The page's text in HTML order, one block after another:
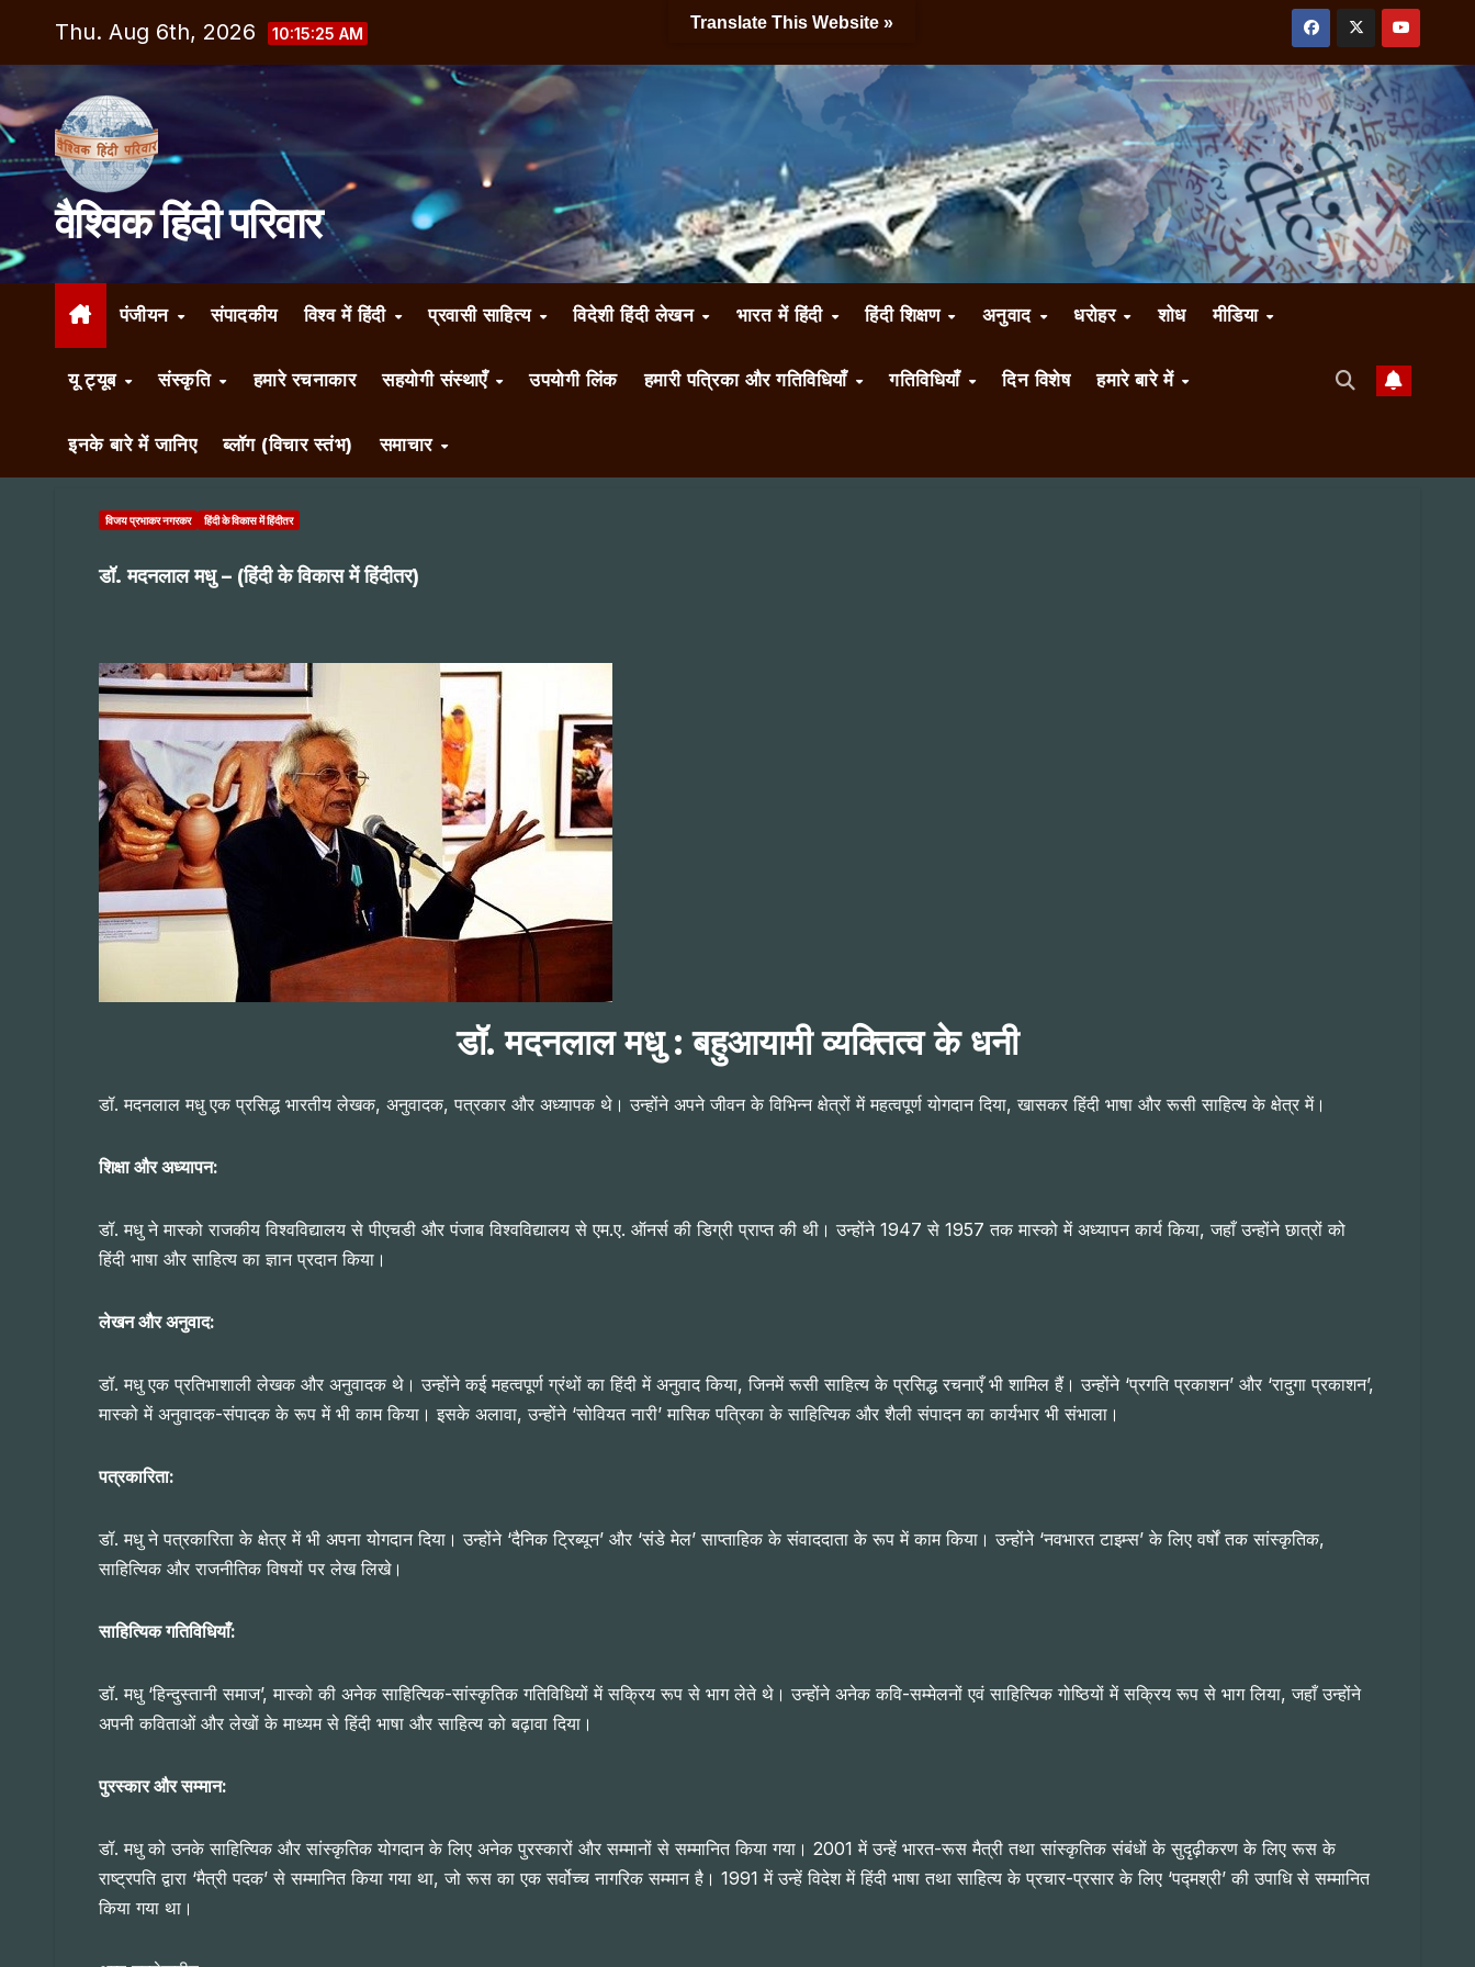
content
Thu. Aug 6th, 2026 10:15:26 AM
वैश्विक हिंदी परिवार
पंजीयन संपादकीय विश्व में हिंदी प्रवासी साहित्य विदेशी हिंदी लेखन भारत में हिंदी हिंदी शिक्षण अनुवाद धरोहर शोध मीडिया
यू ट्यूब संस्कृति हमारे रचनाकार सहयोगी संस्थाएँ उपयोगी लिंक हमारी पत्रिका और गतिविधियाँ गतिविधियाँ दिन विशेष हमारे बारे में
इनके बारे में जानिए ब्लॉग (विचार स्तंभ) समाचार
विजय प्रभाकर नगरकर हिंदी के विकास में हिंदीतर
डॉ. मदनलाल मधु – (हिंदी के विकास में हिंदीतर)
डॉ. मदनलाल मधु : बहुआयामी व्यक्तित्व के धनी
डॉ. मदनलाल मधु एक प्रसिद्ध भारतीय लेखक, अनुवादक, पत्रकार और अध्यापक थे। उन्होंने अपने जीवन के विभिन्न क्षेत्रों में महत्वपूर्ण योगदान दिया, खासकर हिंदी भाषा और रूसी साहित्य के क्षेत्र में।
शिक्षा और अध्यापन:
डॉ. मधु ने मास्को राजकीय विश्वविद्यालय से पीएचडी और पंजाब विश्वविद्यालय से एम.ए. ऑनर्स की डिग्री प्राप्त की थी। उन्होंने 1947 से 1957 तक मास्को में अध्यापन कार्य किया, जहाँ उन्होंने छात्रों को
हिंदी भाषा और साहित्य का ज्ञान प्रदान किया।
लेखन और अनुवाद:
डॉ. मधु एक प्रतिभाशाली लेखक और अनुवादक थे। उन्होंने कई महत्वपूर्ण ग्रंथों का हिंदी में अनुवाद किया, जिनमें रूसी साहित्य के प्रसिद्ध रचनाएँ भी शामिल हैं। उन्होंने ‘प्रगति प्रकाशन’ और ‘रादुगा प्रकाशन’,
मास्को में अनुवादक-संपादक के रूप में भी काम किया। इसके अलावा, उन्होंने ‘सोवियत नारी’ मासिक पत्रिका के साहित्यिक और शैली संपादन का कार्यभार भी संभाला।
पत्रकारिता:
डॉ. मधु ने पत्रकारिता के क्षेत्र में भी अपना योगदान दिया। उन्होंने ‘दैनिक ट्रिब्यून’ और ‘संडे मेल’ साप्ताहिक के संवाददाता के रूप में काम किया। उन्होंने ‘नवभारत टाइम्स’ के लिए वर्षों तक सांस्कृतिक,
साहित्यिक और राजनीतिक विषयों पर लेख लिखे।
साहित्यिक गतिविधियाँ:
डॉ. मधु ‘हिन्दुस्तानी समाज’, मास्को की अनेक साहित्यिक-सांस्कृतिक गतिविधियों में सक्रिय रूप से भाग लेते थे। उन्होंने अनेक कवि-सम्मेलनों एवं साहित्यिक गोष्ठियों में सक्रिय रूप से भाग लिया, जहाँ उन्होंने
अपनी कविताओं और लेखों के माध्यम से हिंदी भाषा और साहित्य को बढ़ावा दिया।
पुरस्कार और सम्मान:
डॉ. मधु को उनके साहित्यिक और सांस्कृतिक योगदान के लिए अनेक पुरस्कारों और सम्मानों से सम्मानित किया गया। 2001 में उन्हें भारत-रूस मैत्री तथा सांस्कृतिक संबंधों के सुदृढ़ीकरण के लिए रूस के
राष्ट्रपति द्वारा ‘मैत्री पदक’ से सम्मानित किया गया था, जो रूस का एक सर्वोच्च नागरिक सम्मान है। 1991 में उन्हें विदेश में हिंदी भाषा तथा साहित्य के प्रचार-प्रसार के लिए ‘पद्मश्री’ की उपाधि से सम्मानित
किया गया था।
Translate This Website »